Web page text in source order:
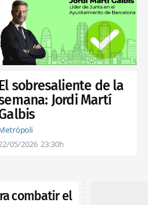
sobresaliente de la
Jordi Martí
05/2026 23:30h
combatir el